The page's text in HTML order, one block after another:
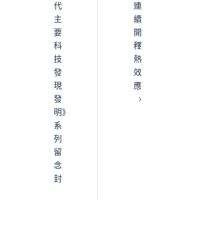
代
主
要
科
技
發
現
發
明》
系
列
留
念
封
連
續
開
釋
熱
效
應